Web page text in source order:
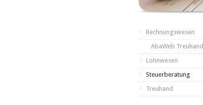
Rechnungswesen
AbaWeb Treuhand
Lohnwesen
Steuerberatung
Treuhand